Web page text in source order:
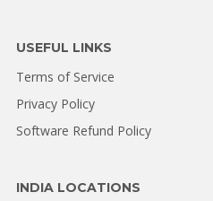
USEFUL LINKS
Terms of Service
Privacy Policy
Software Refund Policy
INDIA LOCATIONS